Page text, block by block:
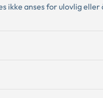
ikke anses for ulovlig